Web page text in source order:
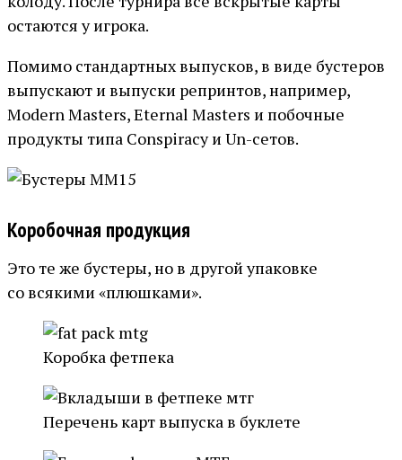
остаются у игрока.
Помимо стандартных выпусков, в виде бустеров
выпускают и выпуски репринтов, например,
Modern Masters, Еternal Masters и побочные
продукты типа Conspiracy и Un-сетов.
Коробочная продукция
Это те же бустеры, но в другой упаковке
со всякими «плюшками».
Коробка фетпека
Перечень карт выпуска в буклете